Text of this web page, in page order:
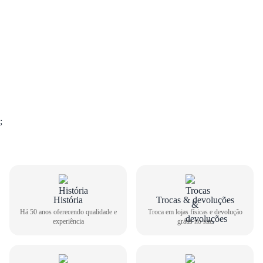
GUIA DE TAMANHOS
Tênis Casual Via Marte Feminino 138-005-04
;
História
Há 50 anos oferecendo qualidade e
experiência
Trocas & devoluções
Troca em lojas físicas e devolução
grátis no site